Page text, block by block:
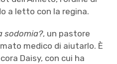
a letto con la regina.
sodomia?, un pastore
medico di aiutarlo. È
Daisy, con cui ha